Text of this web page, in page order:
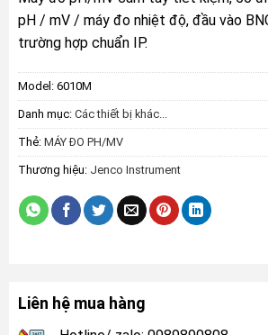
pH / mV / máy đo nhiệt độ, đầu vào
trường hợp chuẩn IP.
Model: 6010M
Danh mục: Các thiết bị khác...
Thẻ: MÁY ĐO PH/MV
Thương hiệu: Jenco Instrument
Liên hệ mua hàng